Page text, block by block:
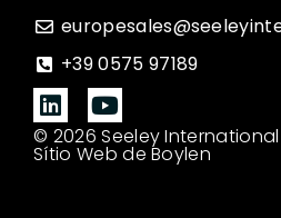
+39 0575 97189
© 2026 Seeley International
Sítio Web de Boylen